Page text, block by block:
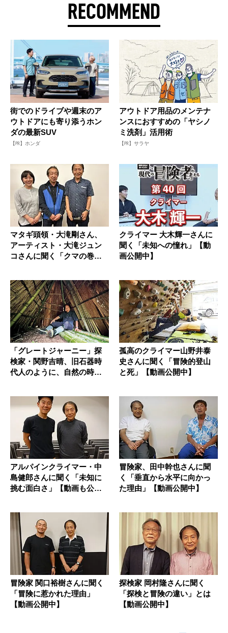
RECOMMEND
街でのドライブや週末のア
ウトドアにも寄り添うホン
ダの最新SUV
【PR】ホンダ
アウトドア用品のメンテナ
ンスにおすすめの「ヤシノ
ミ洗剤」活用術
【PR】サラヤ
マタギ頭領・大滝剛さん、
アーティスト・大滝ジュン
コさんに聞く「クマの巻き
クライマー 大木輝一さんに
聞く「未知への憧れ」【動
画公開中】
「グレートジャーニー」探
検家・関野吉晴、旧石器時
代人のように、自然の時間
孤高のクライマー山野井泰
史さんに聞く「冒険的登山
と死」【動画公開中】
アルパインクライマー・中
島健郎さんに聞く「未知に
挑む面白さ」【動画も公開
冒険家、田中幹也さんに聞
く「垂直から水平に向かっ
た理由」【動画公開中】
冒険家 関口裕樹さんに聞く
「冒険に惹かれた理由」
【動画公開中】
探検家 岡村隆さんに聞く
「探検と冒険の違い」とは
【動画公開中】